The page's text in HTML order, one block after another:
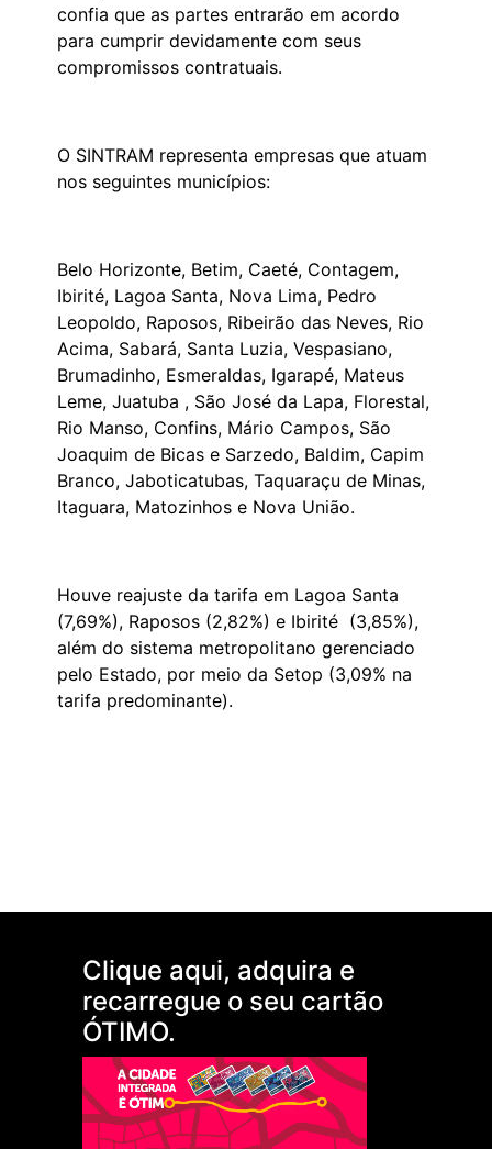
confia que as partes entrarão em acordo
para cumprir devidamente com seus
compromissos contratuais.
O SINTRAM representa empresas que atuam
nos seguintes municípios:
Belo Horizonte, Betim, Caeté, Contagem,
Ibirité, Lagoa Santa, Nova Lima, Pedro
Leopoldo, Raposos, Ribeirão das Neves, Rio
Acima, Sabará, Santa Luzia, Vespasiano,
Brumadinho, Esmeraldas, Igarapé, Mateus
Leme, Juatuba , São José da Lapa, Florestal,
Rio Manso, Confins, Mário Campos, São
Joaquim de Bicas e Sarzedo, Baldim, Capim
Branco, Jaboticatubas, Taquaraçu de Minas,
Itaguara, Matozinhos e Nova União.
Houve reajuste da tarifa em Lagoa Santa
(7,69%), Raposos (2,82%) e Ibirité (3,85%),
além do sistema metropolitano gerenciado
pelo Estado, por meio da Setop (3,09% na
tarifa predominante).
Clique aqui, adquira e
recarregue o seu cartão
ÓTIMO.